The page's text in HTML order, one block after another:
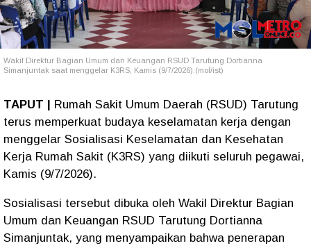
Wakil Direktur Bagian Umum dan Keuangan RSUD Tarutung Dortianna
Simanjuntak saat menggelar K3RS, Kamis (9/7/2026).(mol/ist)
TAPUT | Rumah Sakit Umum Daerah (RSUD) Tarutung
terus memperkuat budaya keselamatan kerja dengan
menggelar Sosialisasi Keselamatan dan Kesehatan
Kerja Rumah Sakit (K3RS) yang diikuti seluruh pegawai,
Kamis (9/7/2026).
Sosialisasi tersebut dibuka oleh Wakil Direktur Bagian
Umum dan Keuangan RSUD Tarutung Dortianna
Simanjuntak, yang menyampaikan bahwa penerapan